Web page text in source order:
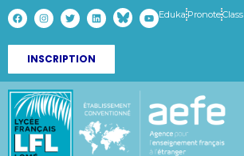
Eduka Pronote
INSCRIPTION